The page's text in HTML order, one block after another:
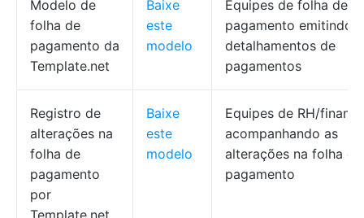
Modelo de
folha de
pagamento da
Template.net
Baixe
este
modelo
Equipes de folha de
pagamento emitindo
detalhamentos de
pagamentos
Registro de
alterações na
folha de
pagamento
por
Template.net
Baixe
este
modelo
Equipes de RH/
acompanhando as
alterações na folha de
pagamento